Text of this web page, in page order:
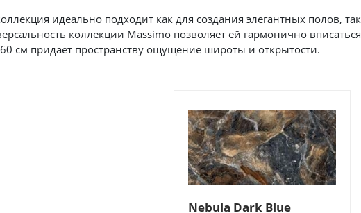
идеально подходит как для создания элегантных полов,
коллекции Massimo позволяет ей гармонично
см придает пространству ощущение широты и открытости.
Nebula Dark Blue